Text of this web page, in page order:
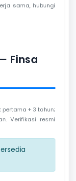
sama, hubungi
Finsa
pertama + 3 tahun;
Verifikasi resmi